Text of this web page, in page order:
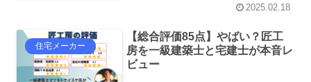
2025.02.18
住宅メーカー
【総合評価85点】やばい？匠工
房を一級建築士と宅建士が本音レ
ビュー